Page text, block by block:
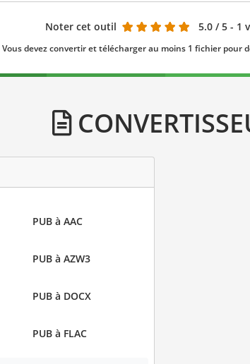
Noter cet outil 5.0 / 5 - 1
Vous devez convertir et télécharger au moins 1 fichier pour
PUB à AAC
PUB à AZW3
PUB à DOCX
PUB à FLAC